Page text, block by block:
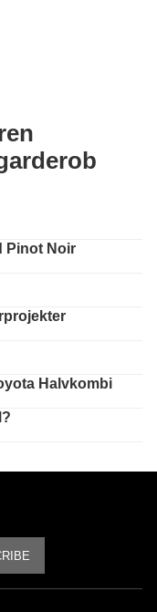
Pinot Noir
Halvkombi